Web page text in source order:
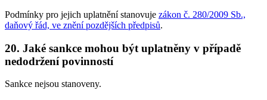
Podmínky pro jejich uplatnění stanovuje zákon č. 280/2009 Sb.,
daňový řád, ve znění pozdějších předpisů.
20. Jaké sankce mohou být uplatněny v případě
nedodržení povinností
Sankce nejsou stanoveny.